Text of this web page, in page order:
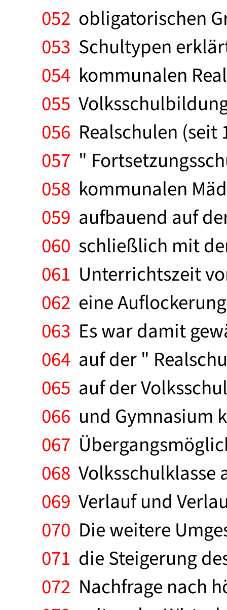
052 obligatorischen
053 Schultypen
054 kommunalen
055
056 Realschulen
057 "
058 kommunalen
059 aufbauend auf
060 schließlich mit
061 Unterrichtszeit
062 eine
063 Es war damit
064 auf der "
065 auf der
066 und Gymnasium
067
068 Volksschulklasse
069 Verlauf und
070 Die weitere
071 die Steigerung
072 Nachfrage nach